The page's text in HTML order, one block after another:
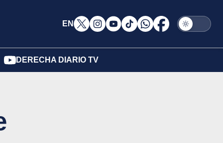
EN
DERECHA DIARIO TV